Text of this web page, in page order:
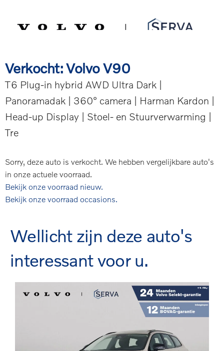
Verkocht: Volvo V90
T6 Plug-in hybrid AWD Ultra Dark |
Panoramadak | 360° camera | Harman Kardon |
Head-up Display | Stoel- en Stuurverwarming |
Tre
Sorry, deze auto is verkocht. We hebben vergelijkbare auto's
in onze actuele voorraad.
Bekijk onze voorraad nieuw.
Bekijk onze voorraad occasions.
Wellicht zijn deze auto's
interessant voor u.